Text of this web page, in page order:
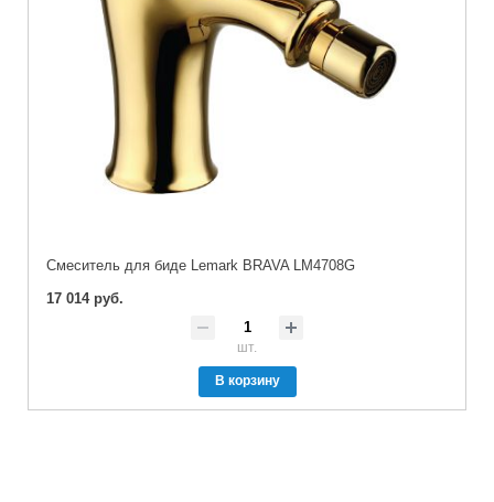
Cмеситель для биде Lemark BRAVA LM4708G
17 014 руб.
шт.
В корзину